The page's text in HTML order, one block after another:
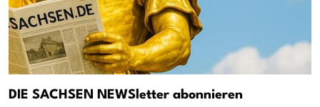
DIE SACHSEN NEWSletter abonnieren